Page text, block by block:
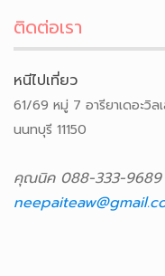
ติดต่อเรา
หนีไปเที่ยว
61/69 หมู่ 7 อารียาเดอะวิ
นนทบุรี 11150
คุณนิค 088-333-9689